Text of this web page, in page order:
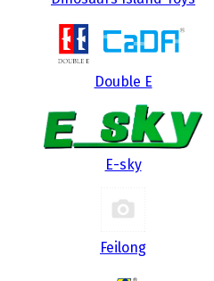
Double E
E-sky
Feilong